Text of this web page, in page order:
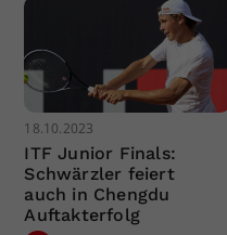
18.10.2023
ITF Junior Finals:
Schwärzler feiert
auch in Chengdu
Auftakterfolg